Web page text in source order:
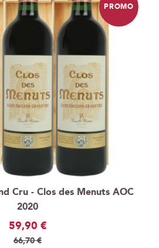
Cru - Clos des Menuts AOC
2020
Prix
Spécial
59,90 €
66,70 €
PROMO